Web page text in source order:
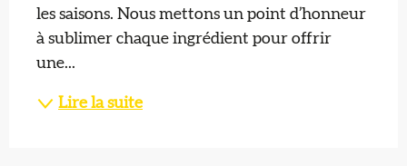
les saisons. Nous mettons un point d’honneur
à sublimer chaque ingrédient pour offrir
une...
Lire la suite